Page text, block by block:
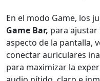
En el modo Game, los
Game Bar, para
aspecto de la pantalla,
conectar auriculares
para maximizar la